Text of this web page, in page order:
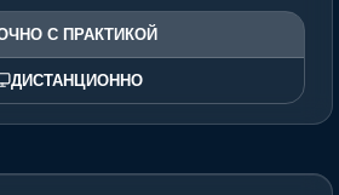
С ПРАКТИКОЙ
ДИСТАНЦИОННО